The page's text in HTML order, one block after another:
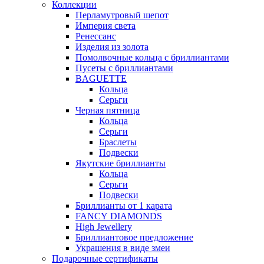
Коллекции
Перламутровый шепот
Империя света
Ренессанс
Изделия из золота
Помолвочные кольца с бриллиантами
Пусеты с бриллиантами
BAGUETTE
Кольца
Серьги
Черная пятница
Кольца
Серьги
Браслеты
Подвески
Якутские бриллианты
Кольца
Серьги
Подвески
Бриллианты от 1 карата
FANCY DIAMONDS
High Jewellery
Бриллиантовое предложение
Украшения в виде змеи
Подарочные сертификаты